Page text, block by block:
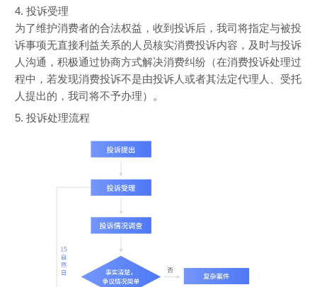
4. 投诉受理
为了维护消费者的合法权益，收到投诉后，我司将指定与被投
诉事项无直接利益关系的人员核实消费投诉内容，及时与投诉
人沟通，积极通过协商方式解决消费纠纷（在消费投诉处理过
程中，若发现消费投诉不是由投诉人或者其法定代理人、受托
人提出的，我司将不予办理）。
5. 投诉处理流程